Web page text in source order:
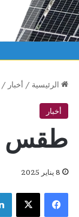
الرئيسية / أخبار /
أخبار
طقس اليوم
8 يناير 2025
فيسبوكX